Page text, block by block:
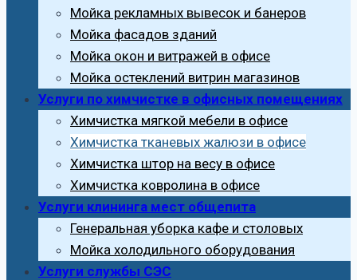
Мойка рекламных вывесок и банеров
Мойка фасадов зданий
Мойка окон и витражей в офисе
Мойка остеклений витрин магазинов
Услуги по химчистке в офисных помещениях
Химчистка мягкой мебели в офисе
Химчистка тканевых жалюзи в офисе
Химчистка штор на весу в офисе
Химчистка ковролина в офисе
Услуги клининга мест общепита
Генеральная уборка кафе и столовых
Мойка холодильного оборудования
Услуги службы СЭС